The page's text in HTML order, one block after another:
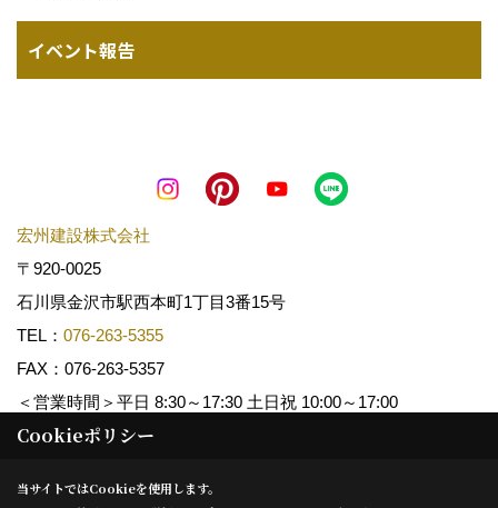
イベント報告
宏州建設株式会社
〒920-0025
石川県金沢市駅西本町1丁目3番15号
TEL： 076-263-5355
FAX：076-263-5357
＜営業時間＞平日 8:30～17:30 土日祝 10:00～17:00
Copyright (c) KOSHUKENSETSU. All Rights Reserved.
Cookieポリシー
当サイトではCookieを使用します。